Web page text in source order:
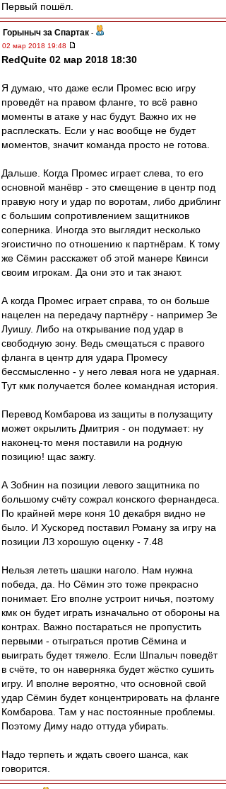
Первый пошёл.
Горыныч за Спартак -
02 мар 2018 19:48
RedQuite 02 мар 2018 18:30
Я думаю, что даже если Промес всю игру
проведёт на правом фланге, то всё равно
моменты в атаке у нас будут. Важно их не
расплескать. Если у нас вообще не будет
моментов, значит команда просто не готова.
Дальше. Когда Промес играет слева, то его
основной манёвр - это смещение в центр под
правую ногу и удар по воротам, либо дриблинг
с большим сопротивлением защитников
соперника. Иногда это выглядит несколько
эгоистично по отношению к партнёрам. К тому
же Сёмин расскажет об этой манере Квинси
своим игрокам. Да они это и так знают.
А когда Промес играет справа, то он больше
нацелен на передачу партнёру - например Зе
Луишу. Либо на открывание под удар в
свободную зону. Ведь смещаться с правого
фланга в центр для удара Промесу
бессмысленно - у него левая нога не ударная.
Тут кмк получается более командная история.
Перевод Комбарова из защиты в полузащиту
может окрылить Дмитрия - он подумает: ну
наконец-то меня поставили на родную
позицию! щас зажгу.
А Зобнин на позиции левого защитника по
большому счёту сожрал конского фернандеса.
По крайней мере коня 10 декабря видно не
было. И Хускоред поставил Роману за игру на
позиции ЛЗ хорошую оценку - 7.48
Нельзя лететь шашки наголо. Нам нужна
победа, да. Но Сёмин это тоже прекрасно
понимает. Его вполне устроит ничья, поэтому
кмк он будет играть изначально от обороны на
контрах. Важно постараться не пропустить
первыми - отыграться против Сёмина и
выиграть будет тяжело. Если Шпалыч поведёт
в счёте, то он наверняка будет жёстко сушить
игру. И вполне вероятно, что основной свой
удар Сёмин будет концентрировать на фланге
Комбарова. Там у нас постоянные проблемы.
Поэтому Диму надо оттуда убирать.
Надо терпеть и ждать своего шанса, как
говорится.